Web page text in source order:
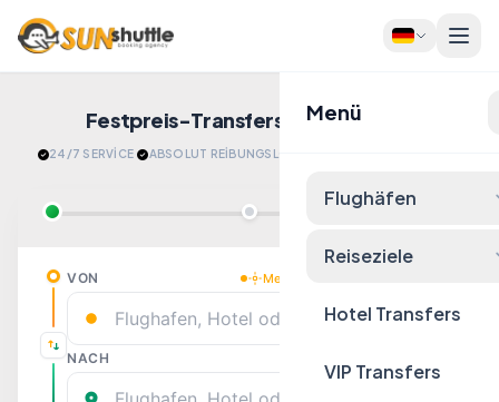
Menü
Flughäfen
Reiseziele
Hotel Transfers
VIP Transfers
Festpreis-Transfers Jetzt Buchen!
24/7 SERVİCE · ABSOLUT REİBUNGSLOS